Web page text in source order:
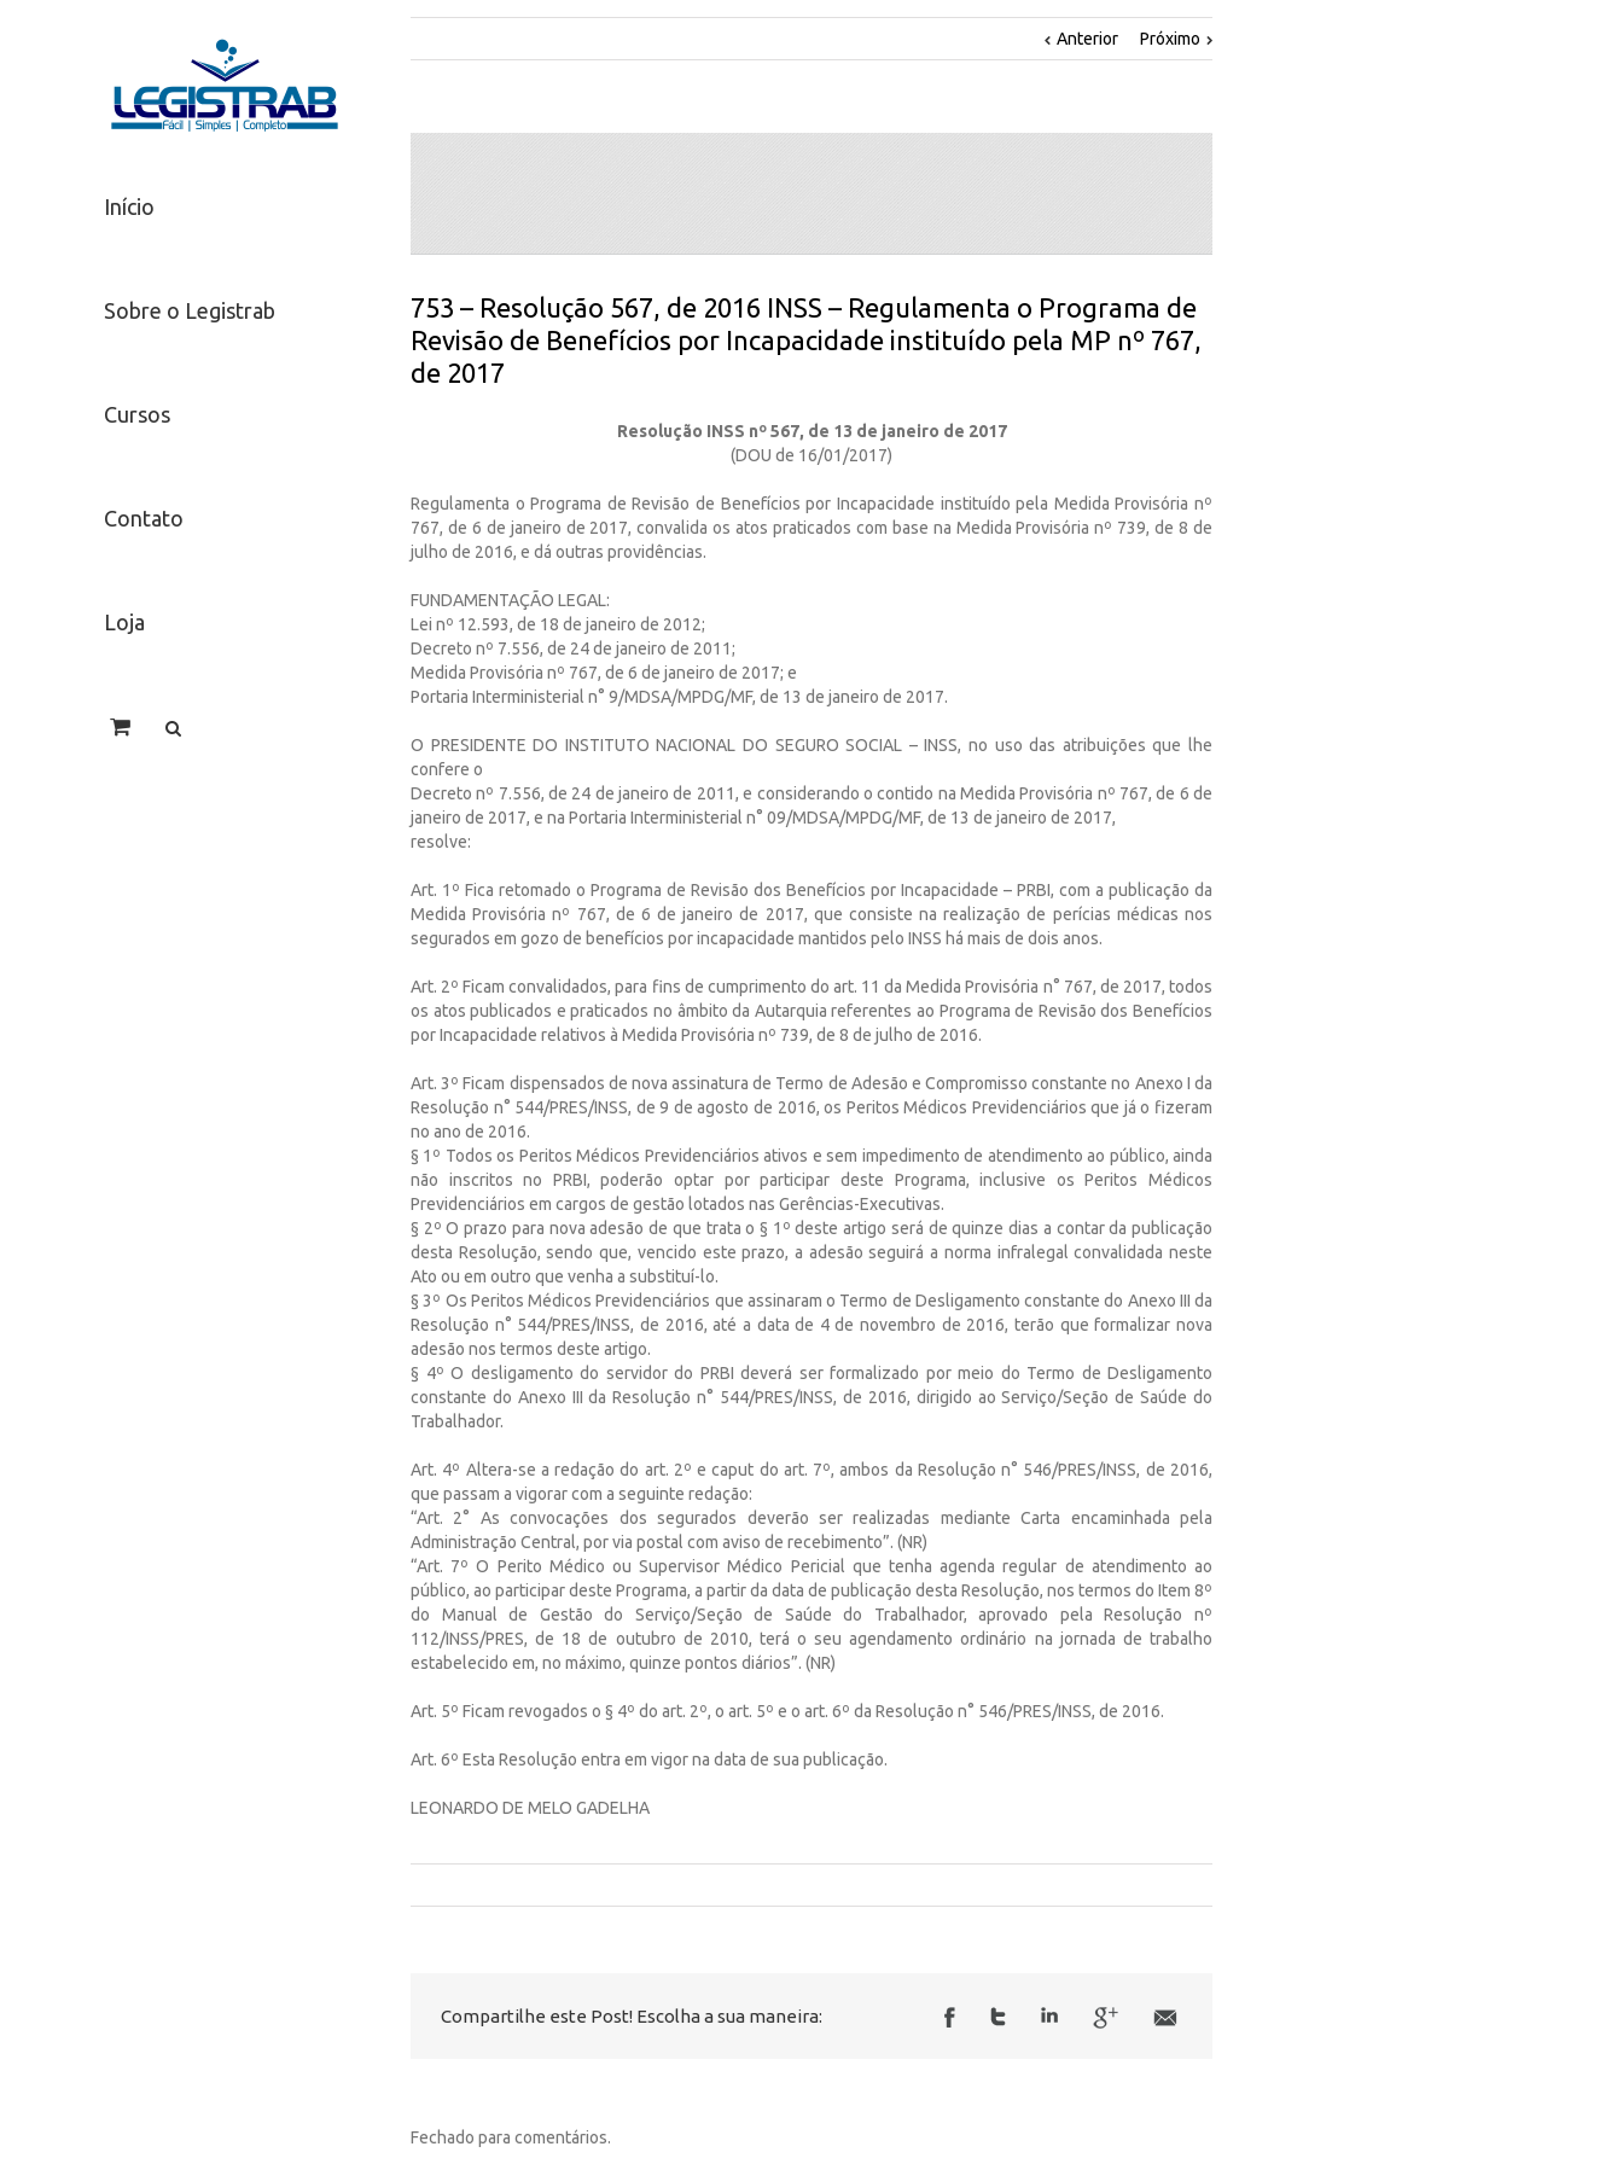
Início
Sobre o Legistrab
Cursos
Contato
Loja
Anterior Próximo
753 – Resolução 567, de 2016 INSS – Regulamenta o Programa de
Revisão de Benefícios por Incapacidade instituído pela MP nº 767,
de 2017
Resolução INSS nº 567, de 13 de janeiro de 2017
(DOU de 16/01/2017)
Regulamenta o Programa de Revisão de Benefícios por Incapacidade instituído pela Medida Provisória nº
767, de 6 de janeiro de 2017, convalida os atos praticados com base na Medida Provisória nº 739, de 8 de
julho de 2016, e dá outras providências.
FUNDAMENTAÇÃO LEGAL:
Lei nº 12.593, de 18 de janeiro de 2012;
Decreto nº 7.556, de 24 de janeiro de 2011;
Medida Provisória nº 767, de 6 de janeiro de 2017; e
Portaria Interministerial n° 9/MDSA/MPDG/MF, de 13 de janeiro de 2017.
O PRESIDENTE DO INSTITUTO NACIONAL DO SEGURO SOCIAL – INSS, no uso das atribuições que lhe
confere o
Decreto nº 7.556, de 24 de janeiro de 2011, e considerando o contido na Medida Provisória nº 767, de 6 de
janeiro de 2017, e na Portaria Interministerial n° 09/MDSA/MPDG/MF, de 13 de janeiro de 2017,
resolve:
Art. 1º Fica retomado o Programa de Revisão dos Benefícios por Incapacidade – PRBI, com a publicação da
Medida Provisória nº 767, de 6 de janeiro de 2017, que consiste na realização de perícias médicas nos
segurados em gozo de benefícios por incapacidade mantidos pelo INSS há mais de dois anos.
Art. 2º Ficam convalidados, para fins de cumprimento do art. 11 da Medida Provisória n° 767, de 2017, todos
os atos publicados e praticados no âmbito da Autarquia referentes ao Programa de Revisão dos Benefícios
por Incapacidade relativos à Medida Provisória nº 739, de 8 de julho de 2016.
Art. 3º Ficam dispensados de nova assinatura de Termo de Adesão e Compromisso constante no Anexo I da
Resolução n° 544/PRES/INSS, de 9 de agosto de 2016, os Peritos Médicos Previdenciários que já o fizeram
no ano de 2016.
§ 1º Todos os Peritos Médicos Previdenciários ativos e sem impedimento de atendimento ao público, ainda
não inscritos no PRBI, poderão optar por participar deste Programa, inclusive os Peritos Médicos
Previdenciários em cargos de gestão lotados nas Gerências-Executivas.
§ 2º O prazo para nova adesão de que trata o § 1º deste artigo será de quinze dias a contar da publicação
desta Resolução, sendo que, vencido este prazo, a adesão seguirá a norma infralegal convalidada neste
Ato ou em outro que venha a substituí-lo.
§ 3º Os Peritos Médicos Previdenciários que assinaram o Termo de Desligamento constante do Anexo III da
Resolução n° 544/PRES/INSS, de 2016, até a data de 4 de novembro de 2016, terão que formalizar nova
adesão nos termos deste artigo.
§ 4º O desligamento do servidor do PRBI deverá ser formalizado por meio do Termo de Desligamento
constante do Anexo III da Resolução n° 544/PRES/INSS, de 2016, dirigido ao Serviço/Seção de Saúde do
Trabalhador.
Art. 4º Altera-se a redação do art. 2º e caput do art. 7º, ambos da Resolução n° 546/PRES/INSS, de 2016,
que passam a vigorar com a seguinte redação:
“Art. 2° As convocações dos segurados deverão ser realizadas mediante Carta encaminhada pela
Administração Central, por via postal com aviso de recebimento”. (NR)
“Art. 7º O Perito Médico ou Supervisor Médico Pericial que tenha agenda regular de atendimento ao
público, ao participar deste Programa, a partir da data de publicação desta Resolução, nos termos do Item 8º
do Manual de Gestão do Serviço/Seção de Saúde do Trabalhador, aprovado pela Resolução nº
112/INSS/PRES, de 18 de outubro de 2010, terá o seu agendamento ordinário na jornada de trabalho
estabelecido em, no máximo, quinze pontos diários”. (NR)
Art. 5º Ficam revogados o § 4º do art. 2º, o art. 5º e o art. 6º da Resolução n° 546/PRES/INSS, de 2016.
Art. 6º Esta Resolução entra em vigor na data de sua publicação.
LEONARDO DE MELO GADELHA
Compartilhe este Post! Escolha a sua maneira:
Fechado para comentários.